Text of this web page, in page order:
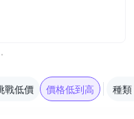
戰低價 價格低到高 種類